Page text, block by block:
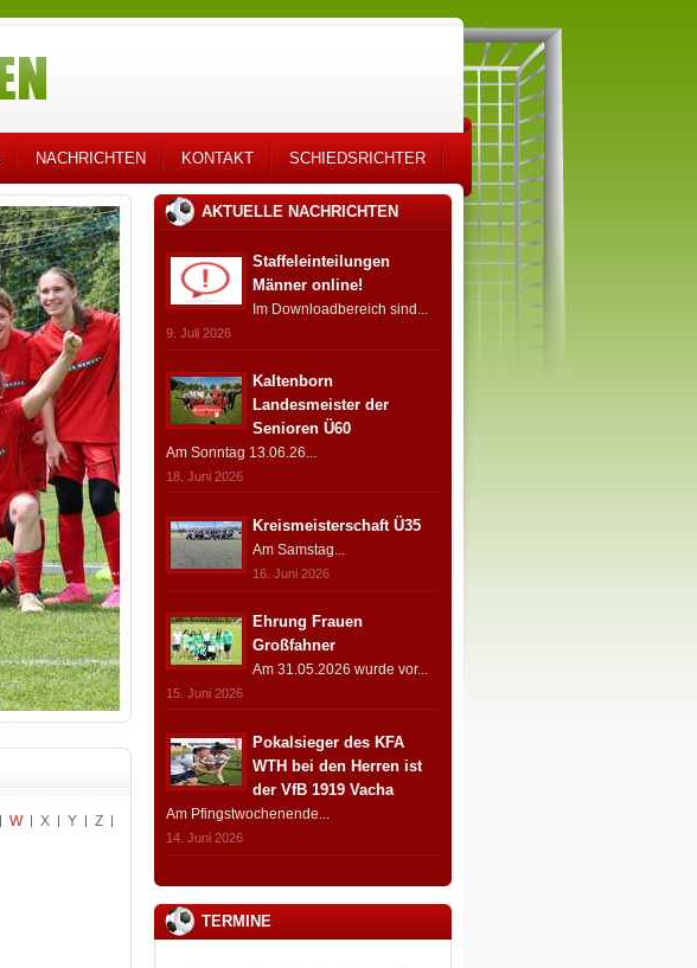
NACHRICHTEN KONTAKT SCHIEDSRICHTER
W X Y Z
AKTUELLE NACHRICHTEN
Staffeleinteilungen
Männer online!
Im Downloadbereich sind...
9. Juli 2026
Kaltenborn
Landesmeister der
Senioren Ü60
Am Sonntag 13.06.26...
18. Juni 2026
Kreismeisterschaft Ü35
Am Samstag...
16. Juni 2026
Ehrung Frauen
Großfahner
Am 31.05.2026 wurde vor...
15. Juni 2026
Pokalsieger des KFA
WTH bei den Herren ist
der VfB 1919 Vacha
Am Pfingstwochenende...
14. Juni 2026
TERMINE